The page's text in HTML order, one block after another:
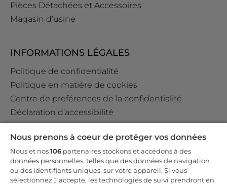
Pièces Détachées et Accessoires
Magasin d’usine
INFORMATIONS LÉGALES
Politique de confidentialité
Politique en matière de cookies
Centre de préférences de la confidentialité
Déclaration d’accessibilité
Data Act Policy
Règlement GPSR (EU) 2023/988 Art. 19
Incrivez-vous à la newsletter
Nous prenons à coeur de protéger vos données
Nous et nos106 partenaires stockons et accédons à des
données personnelles, telles que des données de navigation
ou des identifiants uniques, sur votre appareil. Si vous
sélectionnez J'accepte, les technologies de suivi prendront en